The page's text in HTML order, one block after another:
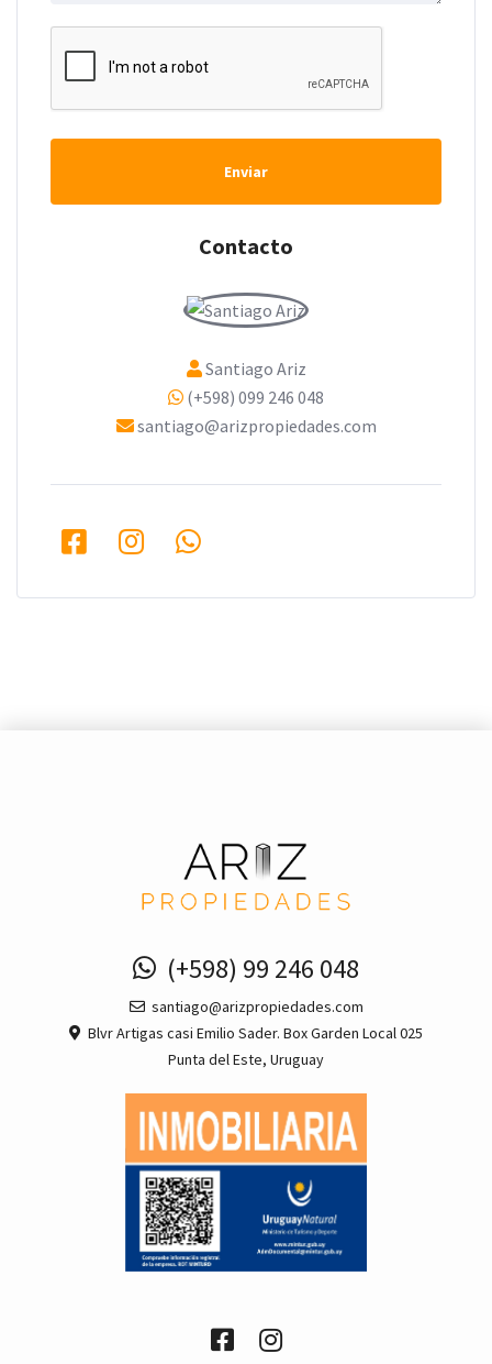
Enviar
Contacto
Santiago Ariz
(+598) 099 246 048
santiago@arizpropiedades.com
(+598) 99 246 048
santiago@arizpropiedades.com
Blvr Artigas casi Emilio Sader. Box Garden Local 025
Punta del Este, Uruguay